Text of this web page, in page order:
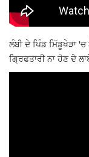
ਲੰਬੀ ਦੇ ਪਿੰਡ ਮਿੱਡੂਖੇੜਾ
ਗ੍ਰਿਫਤਾਰੀ ਨਾ ਹੋਣ ਦੇ